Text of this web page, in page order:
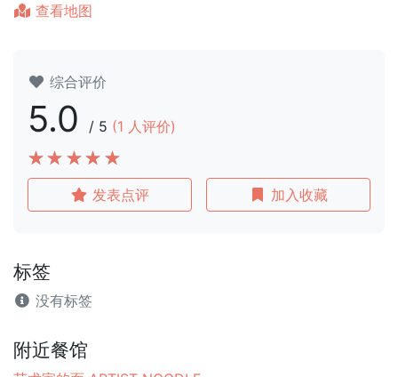
查看地图
综合评价
5.0 / 5 (1 人评价)
发表点评 加入收藏
标签
没有标签
附近餐馆